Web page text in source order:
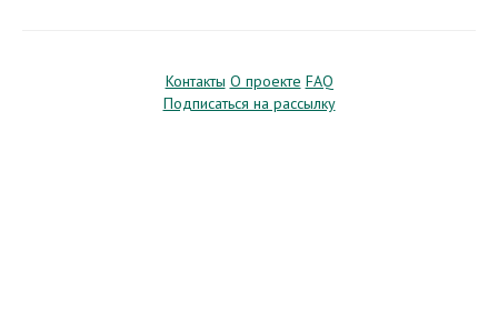
Контакты О проекте FAQ
Подписаться на рассылку